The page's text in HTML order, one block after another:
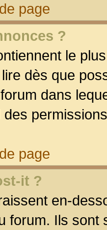
page
?
le
dès que
dans
page
it ?
en-
forum. Ils